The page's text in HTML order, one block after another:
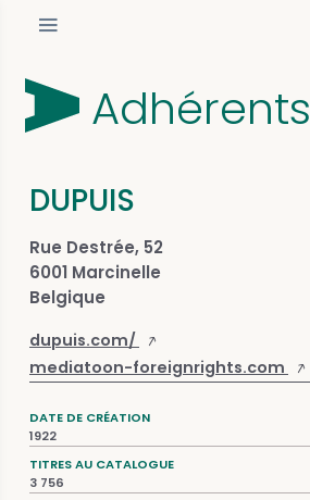
Adhérents
DUPUIS
Rue Destrée, 52
6001 Marcinelle
Belgique
dupuis.com/
mediatoon-foreignrights.com
DATE DE CRÉATION
1922
TITRES AU CATALOGUE
3 756